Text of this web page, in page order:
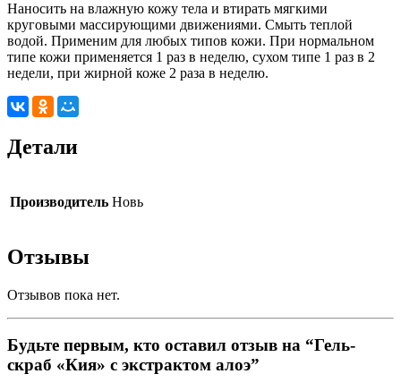
Наносить на влажную кожу тела и втирать мягкими
круговыми массирующими движениями. Смыть теплой
водой. Применим для любых типов кожи. При нормальном
типе кожи применяется 1 раз в неделю, сухом типе 1 раз в 2
недели, при жирной коже 2 раза в неделю.
Детали
Производитель Новь
Отзывы
Отзывов пока нет.
Будьте первым, кто оставил отзыв на “Гель-
скраб «Кия» с экстрактом алоэ”